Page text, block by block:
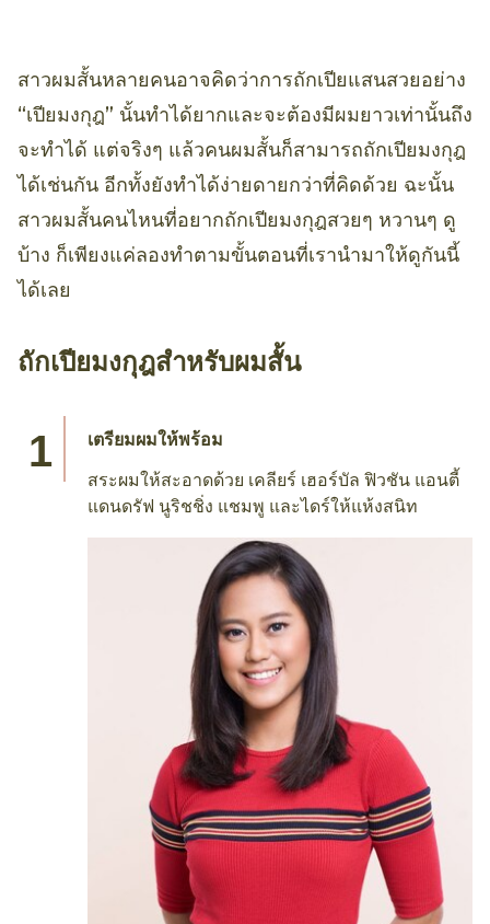
สาวผมสั้นหลายคนอาจคิดว่าการถักเปียแสนสวยอย่าง
“เปียมงกุฎ” นั้นทำได้ยากและจะต้องมีผมยาวเท่านั้นถึง
จะทำได้ แต่จริงๆ แล้วคนผมสั้นก็สามารถถักเปียมงกุฎ
ได้เช่นกัน อีกทั้งยังทำได้ง่ายดายกว่าที่คิดด้วย ฉะนั้น
สาวผมสั้นคนไหนที่อยากถักเปียมงกุฎสวยๆ หวานๆ ดู
บ้าง ก็เพียงแค่ลองทำตามขั้นตอนที่เรานำมาให้ดูกันนี้
ได้เลย
ถักเปียมงกุฎสำหรับผมสั้น
เตรียมผมให้พร้อม
สระผมให้สะอาดด้วย เคลียร์ เฮอร์บัล ฟิวชัน แอนตี้
แดนดรัฟ นูริชชิ่ง แชมพู และไดร์ให้แห้งสนิท